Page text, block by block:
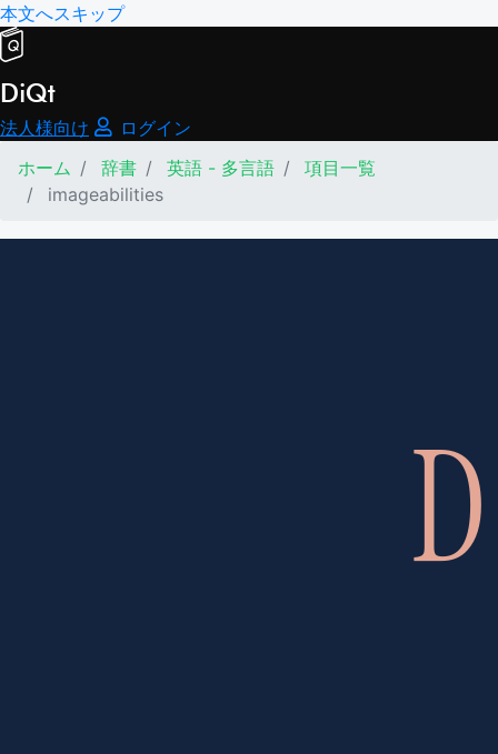
本文へスキップ
DiQt
法人様向け
ログイン
ホーム
辞書 英語 - 多言語
項目一覧
imageabilities